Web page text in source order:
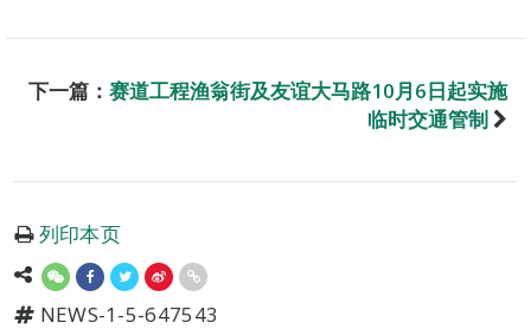
下一篇： 赛道工程渔翁街及友谊大马路10月6日起实施
临时交通管制
列印本页
NEWS-1-5-647543